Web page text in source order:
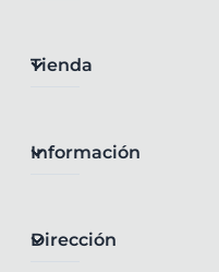
Tienda
Información
Dirección